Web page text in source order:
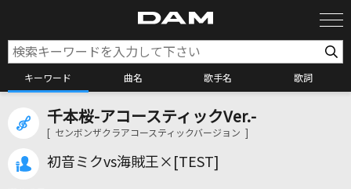
キーワード 曲名 歌手名 歌詞
カラオケ検索
カラオケ店舗検索
千本桜-アコースティックVer.-
[ センボンザクラアコースティックバージョン ]
初音ミクvs海賊王×[TEST]